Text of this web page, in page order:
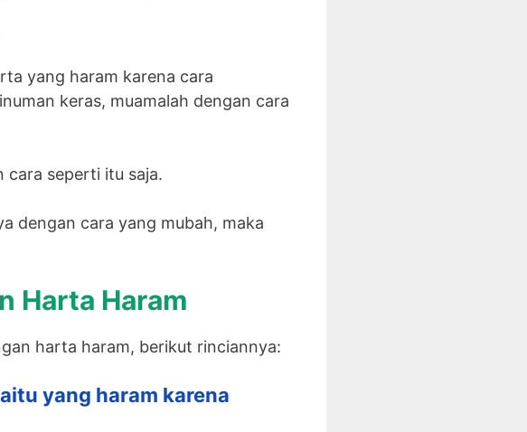
yang haram karena cara
keras, muamalah dengan cara
cara seperti itu saja.
dengan cara yang mubah, maka
Harta Haram
harta haram, berikut rinciannya:
yang haram karena